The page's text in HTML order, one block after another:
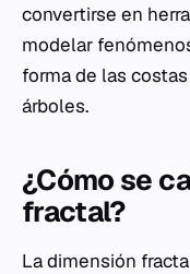
convertirse en
modelar
forma de las
árboles.
¿Cómo se
fractal?
La dimensión